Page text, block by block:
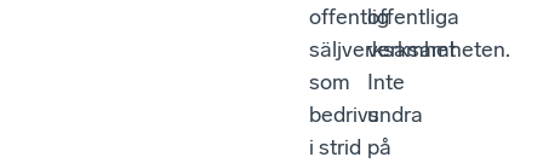
offentlig
säljverksamhet
som
bedrivs
i strid
offentliga
verksamheten.
Inte
undra
på